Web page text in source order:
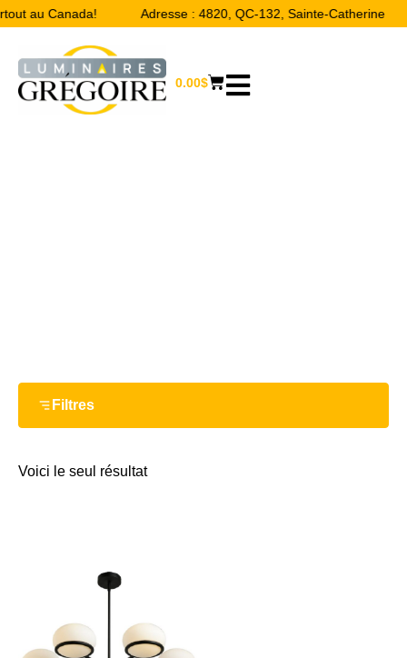
au Canada! Adresse : 4820, QC-132, Sainte-Catherine
0.00$
Filtres
Voici le seul résultat